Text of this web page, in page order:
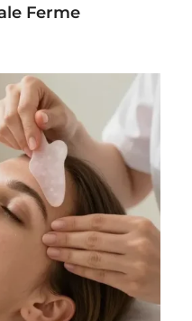
Ferme